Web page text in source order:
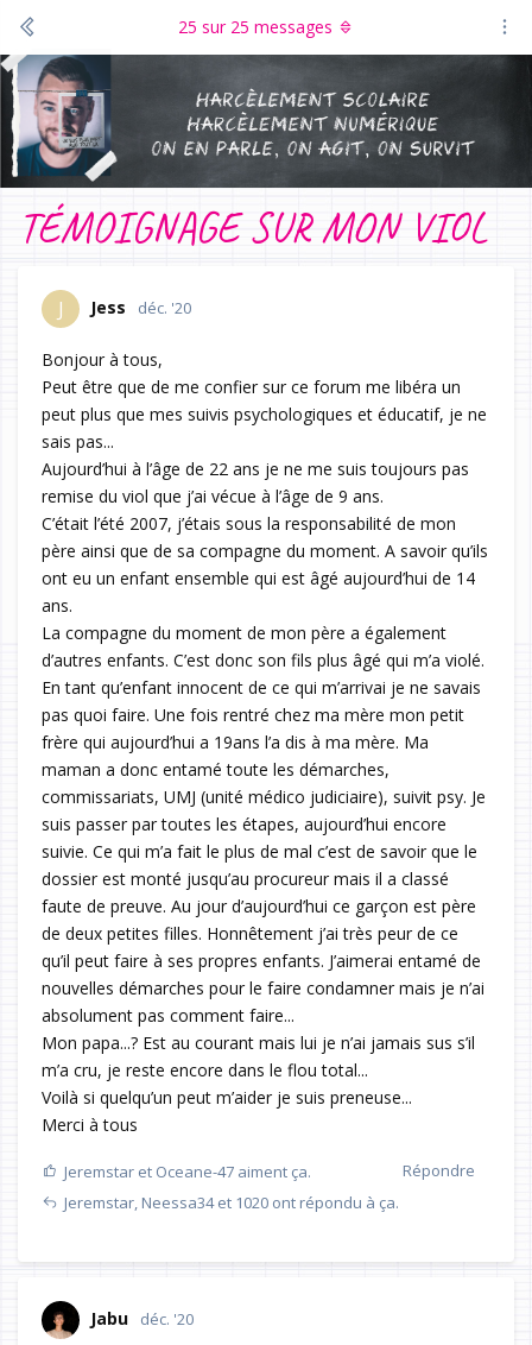
TÉMOIGNAGE SUR MON VIOL
25 sur 25 messages
J Jess déc. '20
Bonjour à tous,
Peut être que de me confier sur ce forum me libéra un
peut plus que mes suivis psychologiques et éducatif, je ne
sais pas...
Aujourd’hui à l’âge de 22 ans je ne me suis toujours pas
remise du viol que j’ai vécue à l’âge de 9 ans.
C’était l’été 2007, j’étais sous la responsabilité de mon
père ainsi que de sa compagne du moment. A savoir qu’ils
ont eu un enfant ensemble qui est âgé aujourd’hui de 14
ans.
La compagne du moment de mon père a également
d’autres enfants. C’est donc son fils plus âgé qui m’a violé.
En tant qu’enfant innocent de ce qui m’arrivai je ne savais
pas quoi faire. Une fois rentré chez ma mère mon petit
frère qui aujourd’hui a 19ans l’a dis à ma mère. Ma
maman a donc entamé toute les démarches,
commissariats, UMJ (unité médico judiciaire), suivit psy. Je
suis passer par toutes les étapes, aujourd’hui encore
suivie. Ce qui m’a fait le plus de mal c’est de savoir que le
dossier est monté jusqu’au procureur mais il a classé
faute de preuve. Au jour d’aujourd’hui ce garçon est père
de deux petites filles. Honnêtement j’ai très peur de ce
qu’il peut faire à ses propres enfants. J’aimerai entamé de
nouvelles démarches pour le faire condamner mais je n’ai
absolument pas comment faire...
Mon papa...? Est au courant mais lui je n’ai jamais sus s’il
m’a cru, je reste encore dans le flou total...
Voilà si quelqu’un peut m’aider je suis preneuse...
Merci à tous
Répondre
Jeremstar et Oceane-47 aiment ça.
Jeremstar, Neessa34et 1020 ont répondu à ça.
Jabu déc. '20